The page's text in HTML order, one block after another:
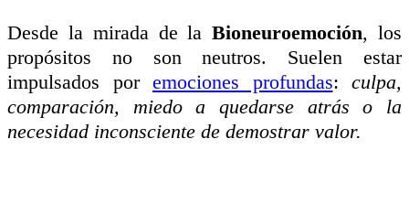
Desde la mirada de laBioneuroemoción, los
propósitos no son neutros. Suelen estar
impulsados por emociones profundas: culpa,
comparación, miedo a quedarse atrás o la
necesidad inconsciente de demostrar valor.